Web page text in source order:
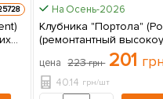
На Осень-2026
Клубника "Портола"
(ремонтантный
сорт, ранний срок
шт в упаковке
цена 223грн 201
40.14 грн/шт